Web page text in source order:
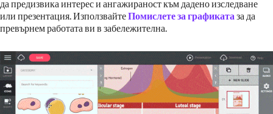
да предизвика интерес и ангажираност към дадено изследване
или презентация. ИзползвайтеПомислете за графиката за да
превърнем работата ви в забележителна.